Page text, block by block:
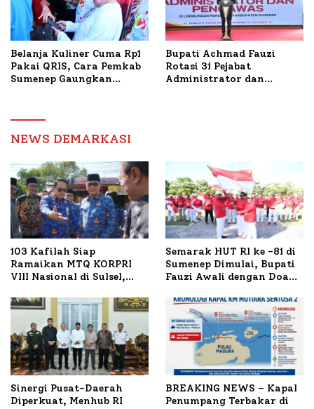
Belanja Kuliner Cuma Rp1
Pakai QRIS, Cara Pemkab
Sumenep Gaungkan
Bupati Achmad Fauzi
Rotasi 31 Pejabat
Administrator dan
NEWS DEMARKASI
103 Kafilah Siap
Ramaikan MTQ KORPRI
VIII Nasional di Sulsel,
Semarak HUT RI ke -81 di
Sumenep Dimulai, Bupati
Fauzi Awali dengan Doa
Terbakar
Sinergi Pusat-Daerah
Diperkuat, Menhub RI
BREAKING NEWS – Kapal
Penumpang Terbakar di